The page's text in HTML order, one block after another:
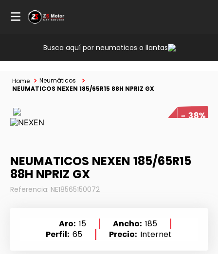
Busca aquí por neumaticos o llantas
Neumáticos
NEUMATICOS NEXEN 185/65R15 88H NPRIZ GX
38%
NEUMATICOS NEXEN 185/65R15
88H NPRIZ GX
Referencia: NE18565150072
Aro 15 Ancho 185
Perfil 65 Precio Internet